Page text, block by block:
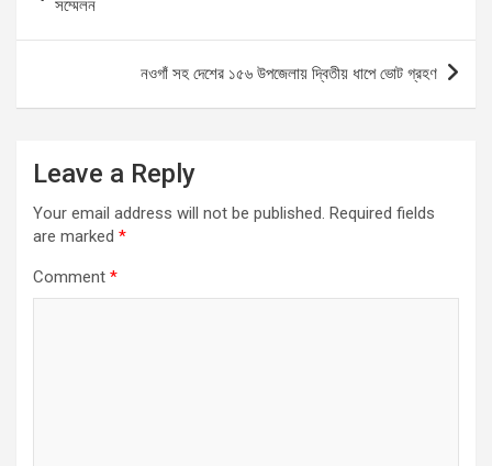
o
p
p
er
সম্মেলন
নওগাঁ সহ দেশের ১৫৬ উপজেলায় দ্বিতীয় ধাপে ভোট গ্রহণ
Leave a Reply
Your email address will not be published. Required fields
are marked *
Comment *